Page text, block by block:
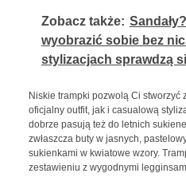
Zobacz także:
wyobrazić sobie bez
stylizacjach sprawdzą
Niskie trampki pozwolą Ci stworzyć
oficjalny outfit, jak i casualową
dobrze pasują też do letnich
zwłaszcza buty w jasnych,
sukienkami w kwiatowe wzory.
zestawieniu z wygodnymi